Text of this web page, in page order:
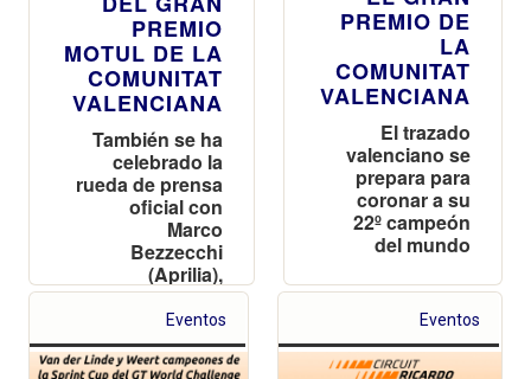
PREMIO
MOTUL DE LA
COMUNITAT
VALENCIANA
También se ha
celebrado la
rueda de prensa
oficial con
Marco
Bezzecchi
(Aprilia),
Francesco
Bagnaia (Ducati)
y Pedro Acosta
(KTM)
PREMIO DE
LA
COMUNITAT
VALENCIANA
El trazado
valenciano se
prepara para
coronar a su
22º campeón
del mundo
Eventos Eventos